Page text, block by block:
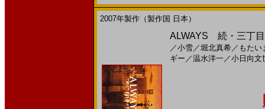
2007年製作（製作国 日本）
ALWAYS 続・三丁
／小雪／堀北真希／ もたい
ギー ／温水洋一 ／小日向文